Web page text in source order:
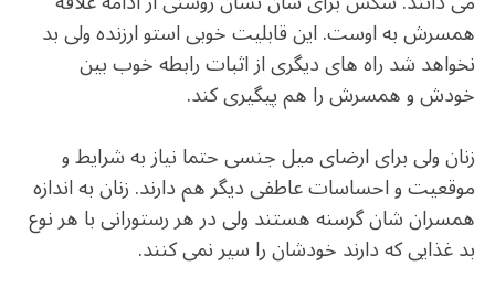
همسرش به اوست. این قابلیت خوبی استو ارزنده ولی بد
نخواهد شد راه های دیگری از اثبات رابطه خوب بین
خودش و همسرش را هم پیگیری کند.
زنان ولی برای ارضای میل جنسی حتما نیاز به شرایط و
موقعیت و احساسات عاطفی دیگر هم دارند. زنان به اندازه
همسران شان گرسنه هستند ولی در هر رستورانی با هر نوع
بد غذایی که دارند خودشان را سیر نمی کنند.